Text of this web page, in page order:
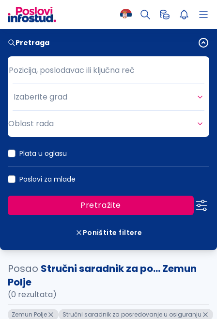
Pretraga
Pozicija, poslodavac ili ključna reč
Pozicija, poslodavac ili ključna reč
Grad
Izaberite grad
Oblast rada
Plata u oglasu
Poslovi za mlade
Pretražite
Poništite filtere
Posao Stručni saradnik za po... Zemun
Polje
(0 rezultata)
Zemun Polje Stručni saradnik za posredovanje u osiguranju